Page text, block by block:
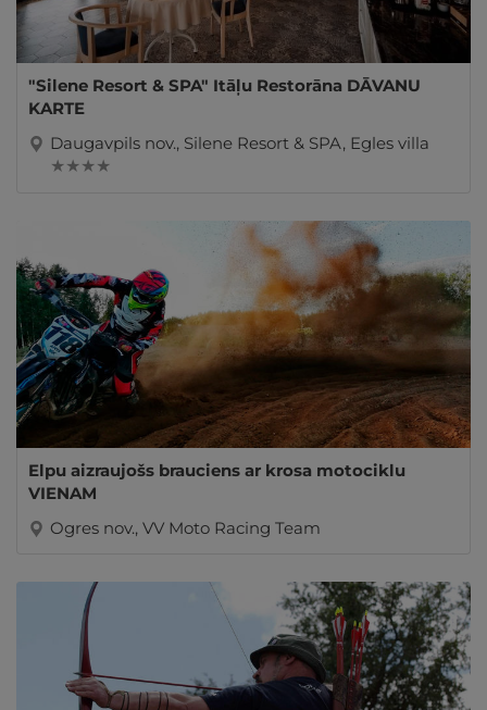
"Silene Resort & SPA" Itāļu Restorāna DĀVANU
KARTE
Daugavpils nov., Silene Resort & SPA, Egles villa
★ ★ ★ ★
Elpu aizraujošs brauciens ar krosa motociklu
VIENAM
Ogres nov., VV Moto Racing Team